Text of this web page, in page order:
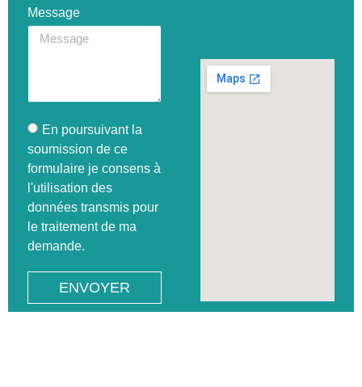
Message
En poursuivant la
soumission de ce
formulaire je consens à
l'utilisation des
données transmis pour
le traitement de ma
demande.
ENVOYER